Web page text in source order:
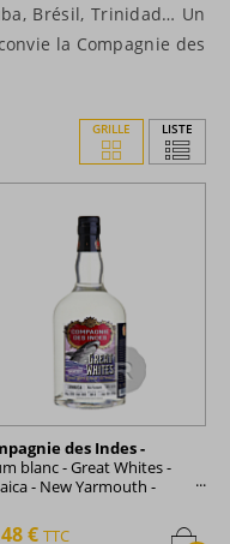
Brésil, Trinidad… Un
la Compagnie des
GRILLE LISTE
des Indes -
blanc - Great Whites -
- New Yarmouth -
€ TTC